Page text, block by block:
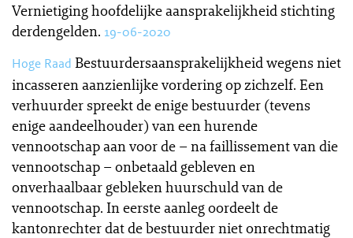
Vernietiging hoofdelijke aansprakelijkheid stichting
derdengelden. 19-06-2020
Hoge Raad Bestuurdersaansprakelijkheid wegens niet
incasseren aanzienlijke vordering op zichzelf. Een
verhuurder spreekt de enige bestuurder (tevens
enige aandeelhouder) van een hurende
vennootschap aan voor de – na faillissement van die
vennootschap – onbetaald gebleven en
onverhaalbaar gebleken huurschuld van de
vennootschap. In eerste aanleg oordeelt de
kantonrechter dat de bestuurder niet onrechtmatig